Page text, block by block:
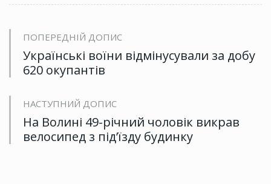
ПОПЕРЕДНІЙ ДОПИС
Українські воїни відмінусували за добу
620 окупантів
НАСТУПНИЙ ДОПИС
На Волині 49-річний чоловік викрав
велосипед з під’їзду будинку